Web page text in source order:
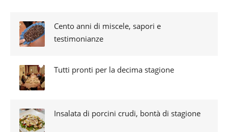
Cento anni di miscele, sapori e
testimonianze
Tutti pronti per la decima stagione
Insalata di porcini crudi, bontà di stagione